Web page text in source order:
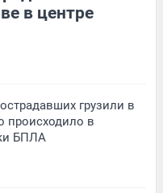
в центре
грузили в
происходило в
БПЛА